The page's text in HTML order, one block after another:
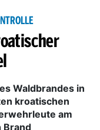
Waldbrandes in
kroatischen
am
Brand